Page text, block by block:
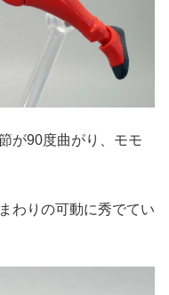
が90度曲がり、モモ
わりの可動に秀でてい